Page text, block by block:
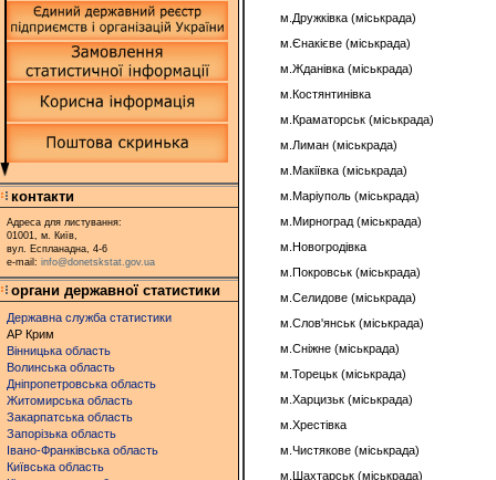
контакти
Адреса для листування:
01001, м. Київ,
вул. Еспланадна, 4-6
e-mail: info@donetskstat.gov.ua
органи державної статистики
Державна служба статистики
АР Крим
Вінницька область
Волинська область
Дніпропетровська область
Житомирська область
Закарпатська область
Запорізька область
Івано-Франківська область
Київська область
м.Дружківка (міськрада)
м.Єнакієве (міськрада)
м.Жданівка (міськрада)
м.Костянтинівка
м.Краматорськ (міськрада)
м.Лиман (міськрада)
м.Макіївка (міськрада)
м.Маріуполь (міськрада)
м.Мирноград (міськрада)
м.Новогродівка
м.Покровськ (міськрада)
м.Селидове (міськрада)
м.Слов'янськ (міськрада)
м.Сніжне (міськрада)
м.Торецьк (міськрада)
м.Харцизьк (міськрада)
м.Хрестівка
м.Чистякове (міськрада)
м.Шахтарськ (міськрада)